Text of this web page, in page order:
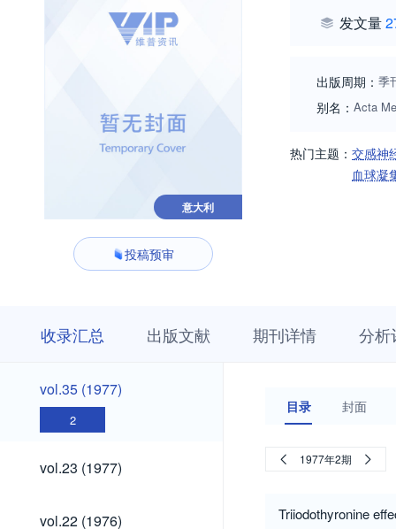
意大利
投稿预审
发文量
出版周期： 季
别名： Acta
热门主题： 交感神
血球凝
收录汇总 出版文献 期刊详情 分析
vol.35
(1977)
vol.35 (1977)
2
vol.23
(1977)
vol.23 (1977)
vol.22
vol.22 (1976)
目录 封面
1977年2期
Triiodothyronine